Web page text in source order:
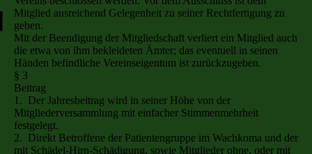
Mitglied ausreichend Gelegenheit zu seiner Rechtfertigung zu
geben.
Mit der Beendigung der Mitgliedschaft verliert ein Mitglied auch
die etwa von ihm bekleideten Ämter; das eventuell in seinen
Händen befindliche Vereinseigentum ist zurückzugeben.
§ 3
Beitrag
1. Der Jahresbeitrag wird in seiner Höhe von der
Mitgliederversammlung mit einfacher Stimmenmehrheit
festgelegt.
2. Direkt Betroffene der Patientengruppe im Wachkoma und der
mit Schädel-Hirn-Schädigung, sowie Mitglieder ohne, oder mit